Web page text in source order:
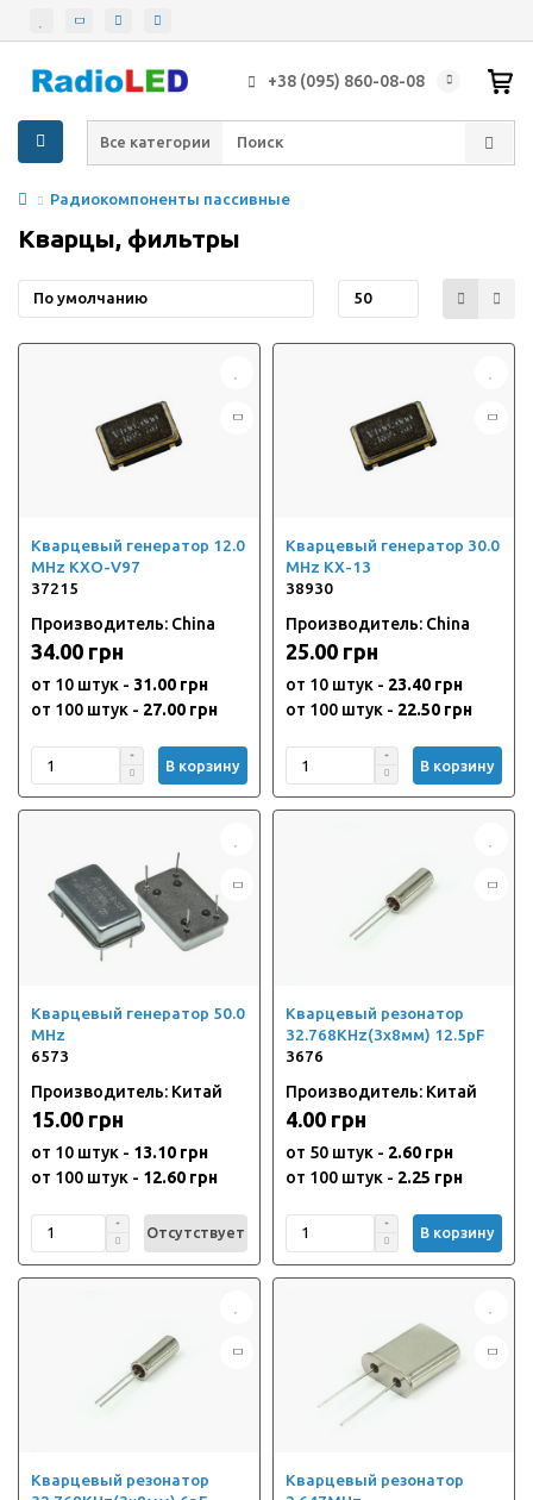
+38 (095) 860-08-08
Все категории
Радиокомпоненты пассивные
Кварцы, фильтры
Кварцевый генератор 12.0
MHz KXO-V97
37215
Производитель: China
34.00 грн
от 10 штук - 31.00 грн
от 100 штук - 27.00 грн
В корзину
Кварцевый генератор 30.0
MHz KX-13
38930
Производитель: China
25.00 грн
от 10 штук - 23.40 грн
от 100 штук - 22.50 грн
В корзину
Кварцевый генератор 50.0
MHz
6573
Производитель: Китай
15.00 грн
от 10 штук - 13.10 грн
от 100 штук - 12.60 грн
Отсутствует
Кварцевый резонатор
32.768KHz(3х8мм) 12.5pF
3676
Производитель: Китай
4.00 грн
от 50 штук - 2.60 грн
от 100 штук - 2.25 грн
В корзину
Кварцевый резонатор
Кварцевый резонатор